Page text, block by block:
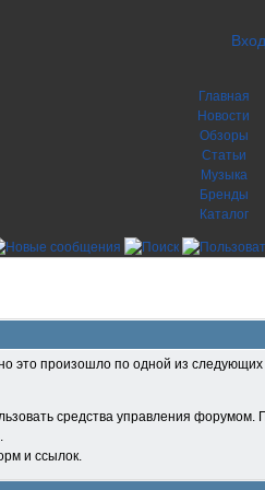
Вход
Главная
Новости
Обзоры
Статьи
Музыка
Бренды
Каталог
это произошло по одной из следующих
средства управления
и ссылок.